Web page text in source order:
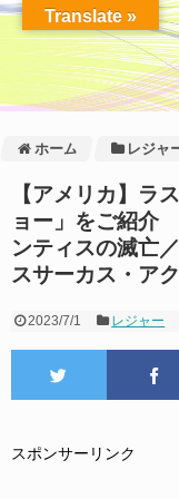
ホーム レジャ
【アメリカ】ラ
ョー」をご紹介
ンティスの滅亡
スサーカス・ア
2023/7/1 レジャー
スポンサーリンク
Translate »